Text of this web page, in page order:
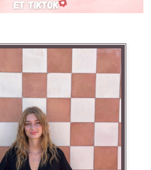
Linkedin